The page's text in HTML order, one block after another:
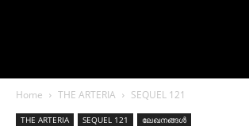
Home THE ARTERIA SEQUEL 121
THE ARTERIA SEQUEL 121 ലേഖനങ്ങൾ